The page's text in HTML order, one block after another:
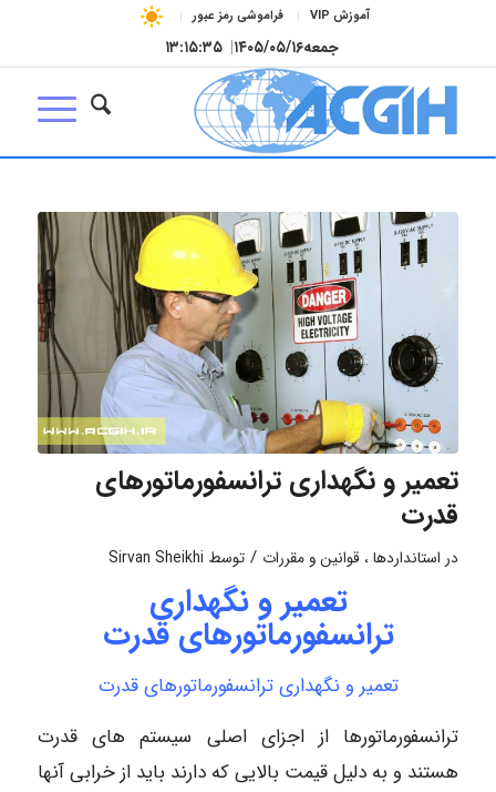
آموزش VIP فراموشی رمز عبور
جمعه۱۴۰۵/۰۵/۱۶| ۱۳:۱۵:۳۵
تعمیر و نگهداری ترانسفورماتورهای
قدرت
در استانداردها ، قوانین و مقررات / توسط Sirvan Sheikhi
تعمیر و نگهداری
ترانسفورماتورهای قدرت
تعمیر و نگهداری ترانسفورماتورهای قدرت
ترانسفورماتورها از اجزای اصلی سیستم های قدرت
هستند و به دلیل قیمت بالایی که دارند باید از خرابی آنها